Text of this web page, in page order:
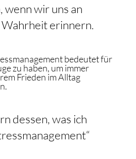
, wenn wir uns an
erinnern.
bedeutet für
zu haben, um immer
Frieden im Alltag
dessen, was ich